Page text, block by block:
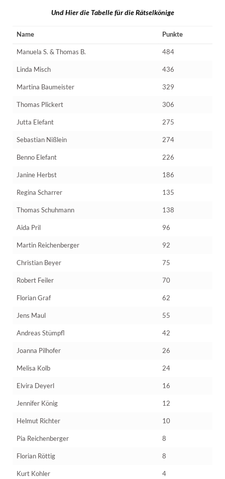
Und Hier die Tabelle für die Rätselkönige
Name Punkte
Manuela S. & Thomas B. 484
Linda Misch 436
Martina Baumeister 329
Thomas Plickert 306
Jutta Elefant 275
Sebastian Nißlein 274
Benno Elefant 226
Janine Herbst 186
Regina Scharrer 135
Thomas Schuhmann 138
Aida Pril 96
Martin Reichenberger 92
Christian Beyer 75
Robert Feiler 70
Florian Graf 62
Jens Maul 55
Andreas Stümpfl 42
Joanna Pilhofer 26
Melisa Kolb 24
Elvira Deyerl 16
Jennifer König 12
Helmut Richter 10
Pia Reichenberger 8
Florian Röttig 8
Kurt Kohler 4